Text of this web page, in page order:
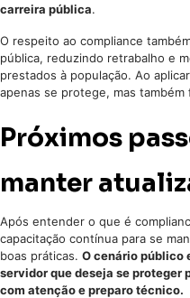
carreira pública.
O respeito ao compliance
pública, reduzindo retrabalho e
prestados à população. Ao
apenas se protege, mas
Próximos
manter
Após entender o que é
capacitação contínua para se
boas práticas. O cenário público
servidor que deseja se proteger
com atenção e preparo técnico.